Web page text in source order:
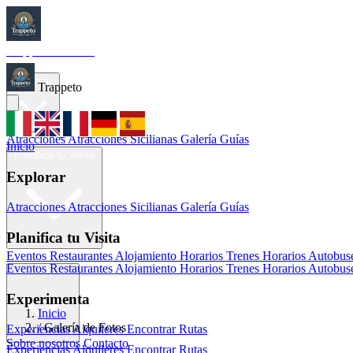
Inicio
AtraccionesAtracciones Sicilianas Galería Guías
Eventos Restaurantes Alojamiento Horarios Trenes Horarios
Experimenta
ExperienciasAlquileresEncontrar Rutas
Trappeto
Inicio
Explorar
AtraccionesAtracciones Sicilianas Galería Guías
Planifica tu Visita
Eventos Restaurantes Alojamiento Horarios Trenes Horarios
Experimenta
ExperienciasAlquileres Encontrar Rutas
Sobre nosotros Contacto
Inicio
/ Galería de Fotos